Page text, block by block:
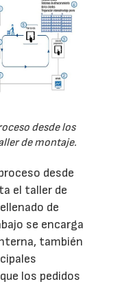
desde los
de montaje.
desde
el taller de
de
se encarga
también
los pedidos